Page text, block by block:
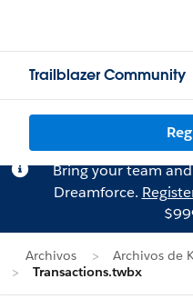
Trailblazer Community
Bring your team
Dreamforce.
Archivos
Archivos de
Transactions.twbx